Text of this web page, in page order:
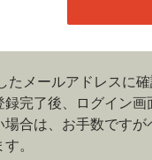
ーザー名とパスワード
およびパスワードの利
ーザー名およびパスワ
その他の担保に供する
ワードの使用によって
たメールアドレスに
録完了後、ログイン画
場合は、お手数です
。